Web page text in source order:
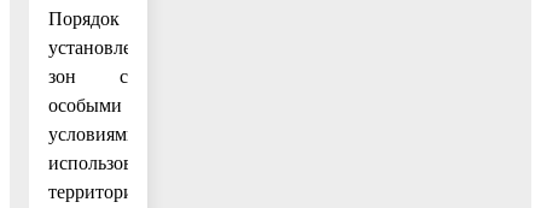
Порядок
установления
зон с
особыми
условиями
использования
территорий